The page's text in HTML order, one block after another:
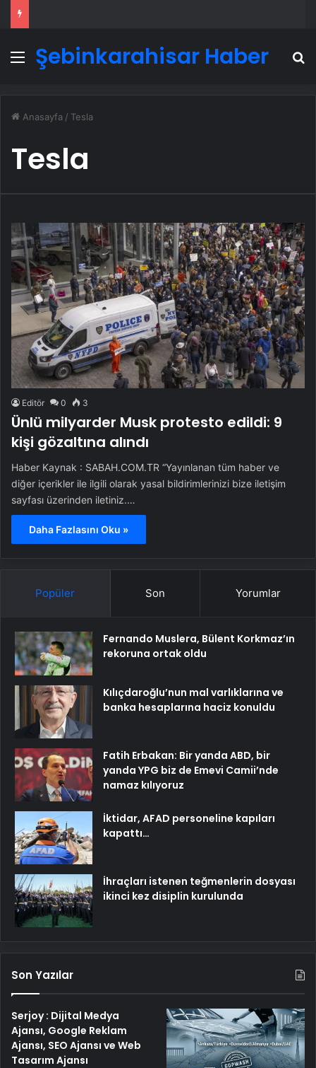
Menü
Şebinkarahisar Haber
Anasayfa / Tesla
Tesla
Editör 0 3
Ünlü milyarder Musk protesto edildi: 9
kişi gözaltına alındı
Haber Kaynak : SABAH.COM.TR “Yayınlanan tüm haber ve
diğer içerikler ile ilgili olarak yasal bildirimlerinizi bize iletişim
sayfası üzerinden iletiniz.…
Daha Fazlasını Oku »
Popüler Son Yorumlar
Fernando Muslera, Bülent Korkmaz’ın
rekoruna ortak oldu
Kılıçdaroğlu’nun mal varlıklarına ve
banka hesaplarına haciz konuldu
Fatih Erbakan: Bir yanda ABD, bir
yanda YPG biz de Emevi Camii’nde
namaz kılıyoruz
İktidar, AFAD personeline kapıları
kapattı…
İhraçları istenen teğmenlerin dosyası
ikinci kez disiplin kurulunda
Son Yazılar
Serjoy : Dijital Medya
Ajansı, Google Reklam
Ajansı, SEO Ajansı ve Web
Tasarım Ajansı